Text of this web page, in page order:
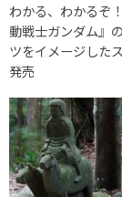
わかる、わかるぞ
動戦士ガンダム』
ツをイメージした
発売